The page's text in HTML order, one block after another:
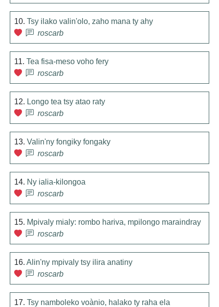
10. Tsy ilako valin'olo, zaho mana ty ahy
roscarb
11. Tea fisa-meso voho fery
roscarb
12. Longo tea tsy atao raty
roscarb
13. Valin'ny fongiky fongaky
roscarb
14. Ny ialia-kilongoa
roscarb
15. Mpivaly mialy: rombo hariva, mpilongo maraindray
roscarb
16. Alin'ny mpivaly tsy ilira anatiny
roscarb
17. Tsy namboleko voànio, halako ty raha ela